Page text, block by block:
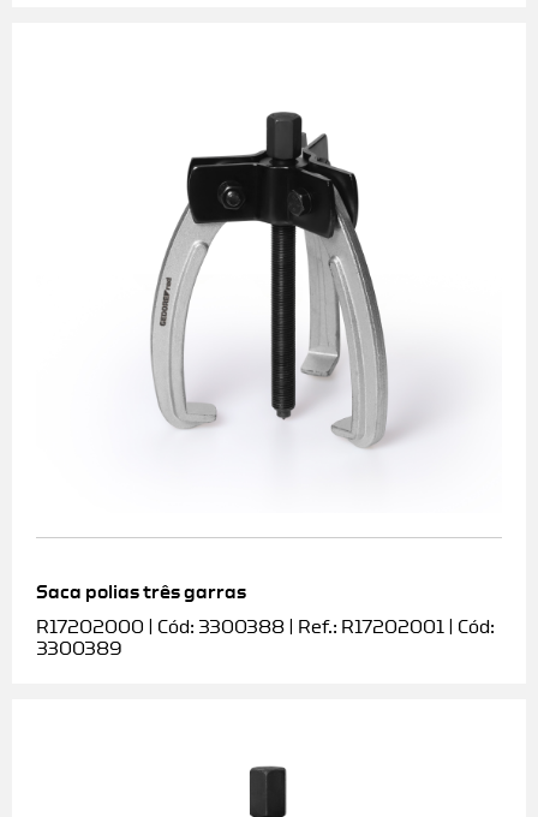
Saca polias três garras
R17202000 | Cód: 3300388 | Ref.: R17202001 | Cód:
3300389